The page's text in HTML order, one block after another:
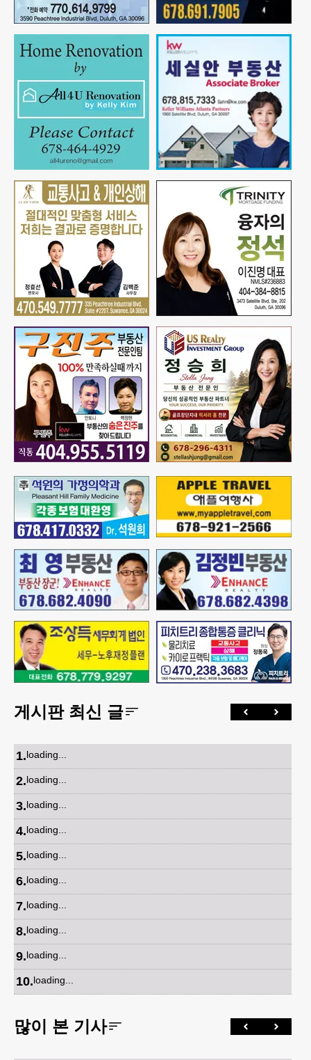
게시판 최신 글
1.loading...
2.loading...
3.loading...
4.loading...
5.loading...
6.loading...
7.loading...
8.loading...
9.loading...
10.loading...
많이 본 기사